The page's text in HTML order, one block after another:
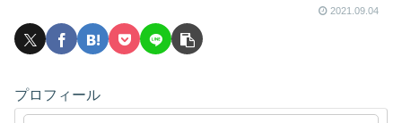
2021.09.04
プロフィール